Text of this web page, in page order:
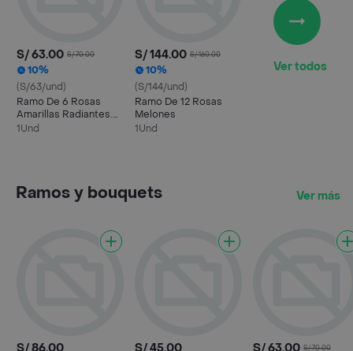
S/ 63.00 S/ 70.00
10%
(S/63/und)
Ramo De 6 Rosas
Amarillas Radiantes.
Bouquet De Flores
1Und
S/ 144.00 S/ 160.00
10%
(S/144/und)
Ramo De 12 Rosas
Melones
1Und
Ver todos
Ramos y bouquets Ver más
S/ 70.00